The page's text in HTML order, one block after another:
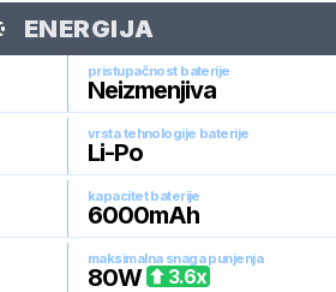
ENERGIJA
pristupačnost baterije
Neizmenjiva
vrsta tehnologije baterije
Li-Po
kapacitet baterije
6000mAh
maksimalna snaga punjenja
80W 3.6x